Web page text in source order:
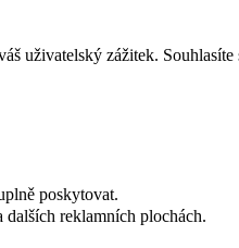
uživatelský zážitek.
poskytovat.
reklamních plochách.